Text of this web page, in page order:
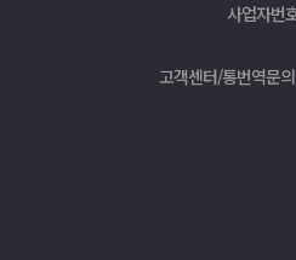
사업자번
고객센터/통번역문의